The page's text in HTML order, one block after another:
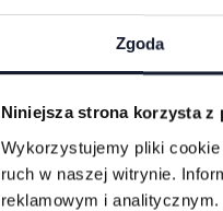
Zgoda
Niniejsza strona korzysta z
Wykorzystujemy pliki
ruch w naszej witrynie.
reklamowym i